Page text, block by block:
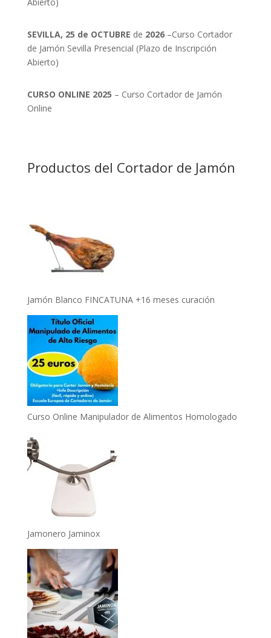
SEVILLA, 25 de OCTUBRE de 2026–Curso Cortador
de Jamón Sevilla Presencial (Plazo de Inscripción
Abierto)
CURSO ONLINE 2025 – Curso Cortador de Jamón
Online
Productos del Cortador de Jamón
Jamón Blanco FINCATUNA +16 meses curación
Curso Online Manipulador de Alimentos Homologado
Jamonero Jaminox